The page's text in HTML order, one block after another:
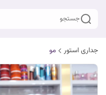
جستجو
جداری استور مو